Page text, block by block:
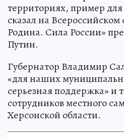
территориях, пример
сказал на
Родина. Сила России»
Путин.
Губернатор Владимир
«для наших
серьезная поддержка» и
сотрудников местного
Херсонской области.